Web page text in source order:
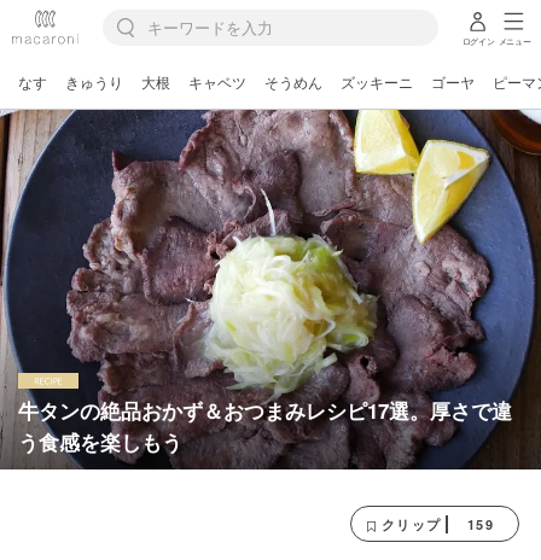
ログイン メニュー
なす きゅうり 大根 キャベツ そうめん ズッキーニ ゴーヤ ピーマ
牛タンの絶品おかず＆おつまみレシピ17選。厚さで違
う食感を楽しもう
クリップ 159